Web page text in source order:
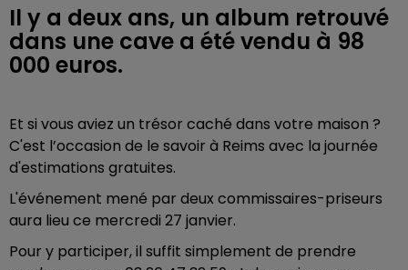
Il y a deux ans, un album retrouvé
dans une cave a été vendu à 98
000 euros.
Et si vous aviez un trésor caché dans votre maison ?
C'est l’occasion de le savoir à Reims avec la journée
d'estimations gratuites.
L'événement mené par deux commissaires-priseurs
aura lieu ce mercredi 27 janvier.
Pour y participer, il suffit simplement de prendre